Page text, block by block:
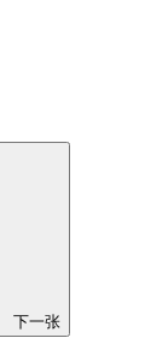
下一张